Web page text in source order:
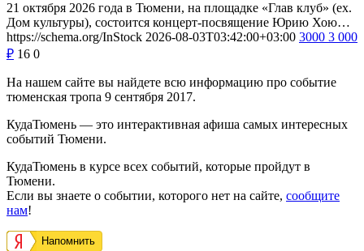
21 октября 2026 года в Тюмени, на площадке «Глав клуб» (ex.
Дом культуры), состоится концерт-посвящение Юрию Хою…
https://schema.org/InStock 2026-08-03T03:42:00+03:00 3000 3 000
₽ 16 0
На нашем сайте вы найдете всю информацию про событие
тюменская тропа 9 сентября 2017.
КудаТюмень — это интерактивная афиша самых интересных
событий Тюмени.
КудаТюмень в курсе всех событий, которые пройдут в
Тюмени.
Если вы знаете о событии, которого нет на сайте, сообщите
нам!
Напомнить